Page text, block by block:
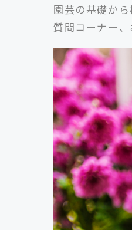
園芸の基礎から
質問コーナー、